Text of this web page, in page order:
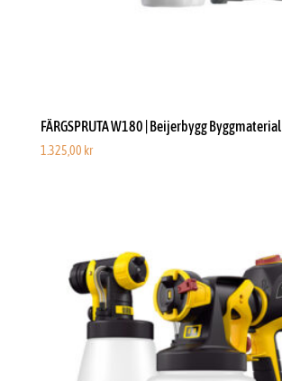
FÄRGSPRUTA W180 | Beijerbygg Byggmaterial
1.325,00 kr